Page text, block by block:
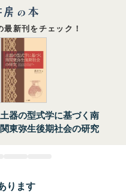
新刊をチェック！
土器の型式学に基づく南
関東弥生後期社会の研究
ります